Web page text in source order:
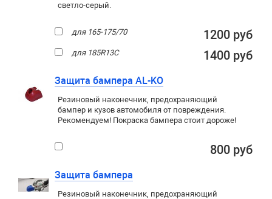
светло-серый.
для 165-175/70 1200 руб
для 185R13C 1400 руб
Защита бампера AL-KO
Резиновый наконечник, предохраняющий
бампер и кузов автомобиля от повреждения.
Рекомендуем! Покраска бампера стоит дороже!
800 руб
Защита бампера
Резиновый наконечник, предохраняющий